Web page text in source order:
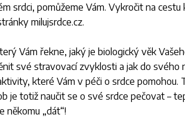
srdci, pomůžeme Vám. Vykročit na cestu
milujsrdce.cz.
Vám řekne, jaký je biologický věk
své stravovací zvyklosti a jak do svého
které Vám v péči o srdce pomohou.
je totiž naučit se o své srdce pečovat –
někomu „dát“!